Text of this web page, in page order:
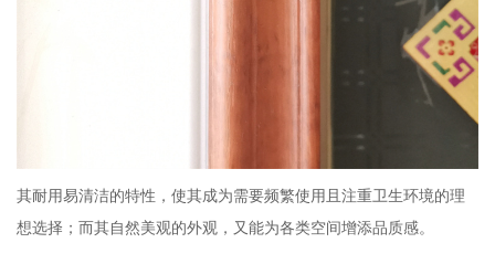
其耐用易清洁的特性，使其成为需要频繁使用且注重卫生环境的理
想选择；而其自然美观的外观，又能为各类空间增添品质感。